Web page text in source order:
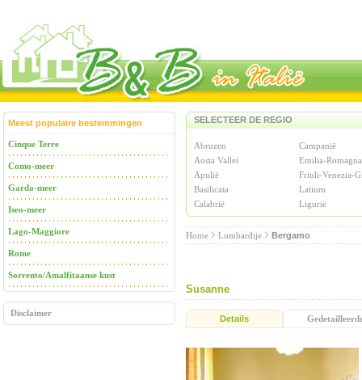
Meest populaire bestemmingen
Cinque Terre
Como-meer
Garda-meer
Iseo-meer
Lago-Maggiore
Rome
Sorrento/Amalfitaanse kust
Disclaimer
SELECTEER DE REGIO
Abruzen
Campanië
Aosta Vallei
Emilia-Romagna
Apulië
Friuli-Venezia-
Basilicata
Latium
Calabrië
Ligurië
Home Lombardije Bergamo
Susanne
Details